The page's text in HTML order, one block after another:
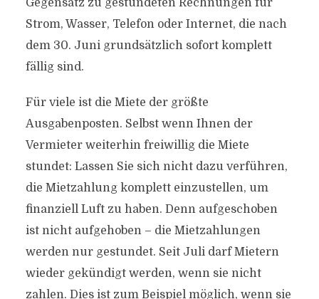
Gegensatz zu gestundeten Rechnungen für
Strom, Wasser, Telefon oder Internet, die nach
dem 30. Juni grundsätzlich sofort komplett
fällig sind.
Für viele ist die Miete der größte
Ausgabenposten. Selbst wenn Ihnen der
Vermieter weiterhin freiwillig die Miete
stundet: Lassen Sie sich nicht dazu verführen,
die Mietzahlung komplett einzustellen, um
finanziell Luft zu haben. Denn aufgeschoben
ist nicht aufgehoben – die Mietzahlungen
werden nur gestundet. Seit Juli darf Mietern
wieder gekündigt werden, wenn sie nicht
zahlen. Dies ist zum Beispiel möglich, wenn sie